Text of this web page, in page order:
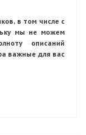
в том числе с
мы не можем
описаний
важные для вас